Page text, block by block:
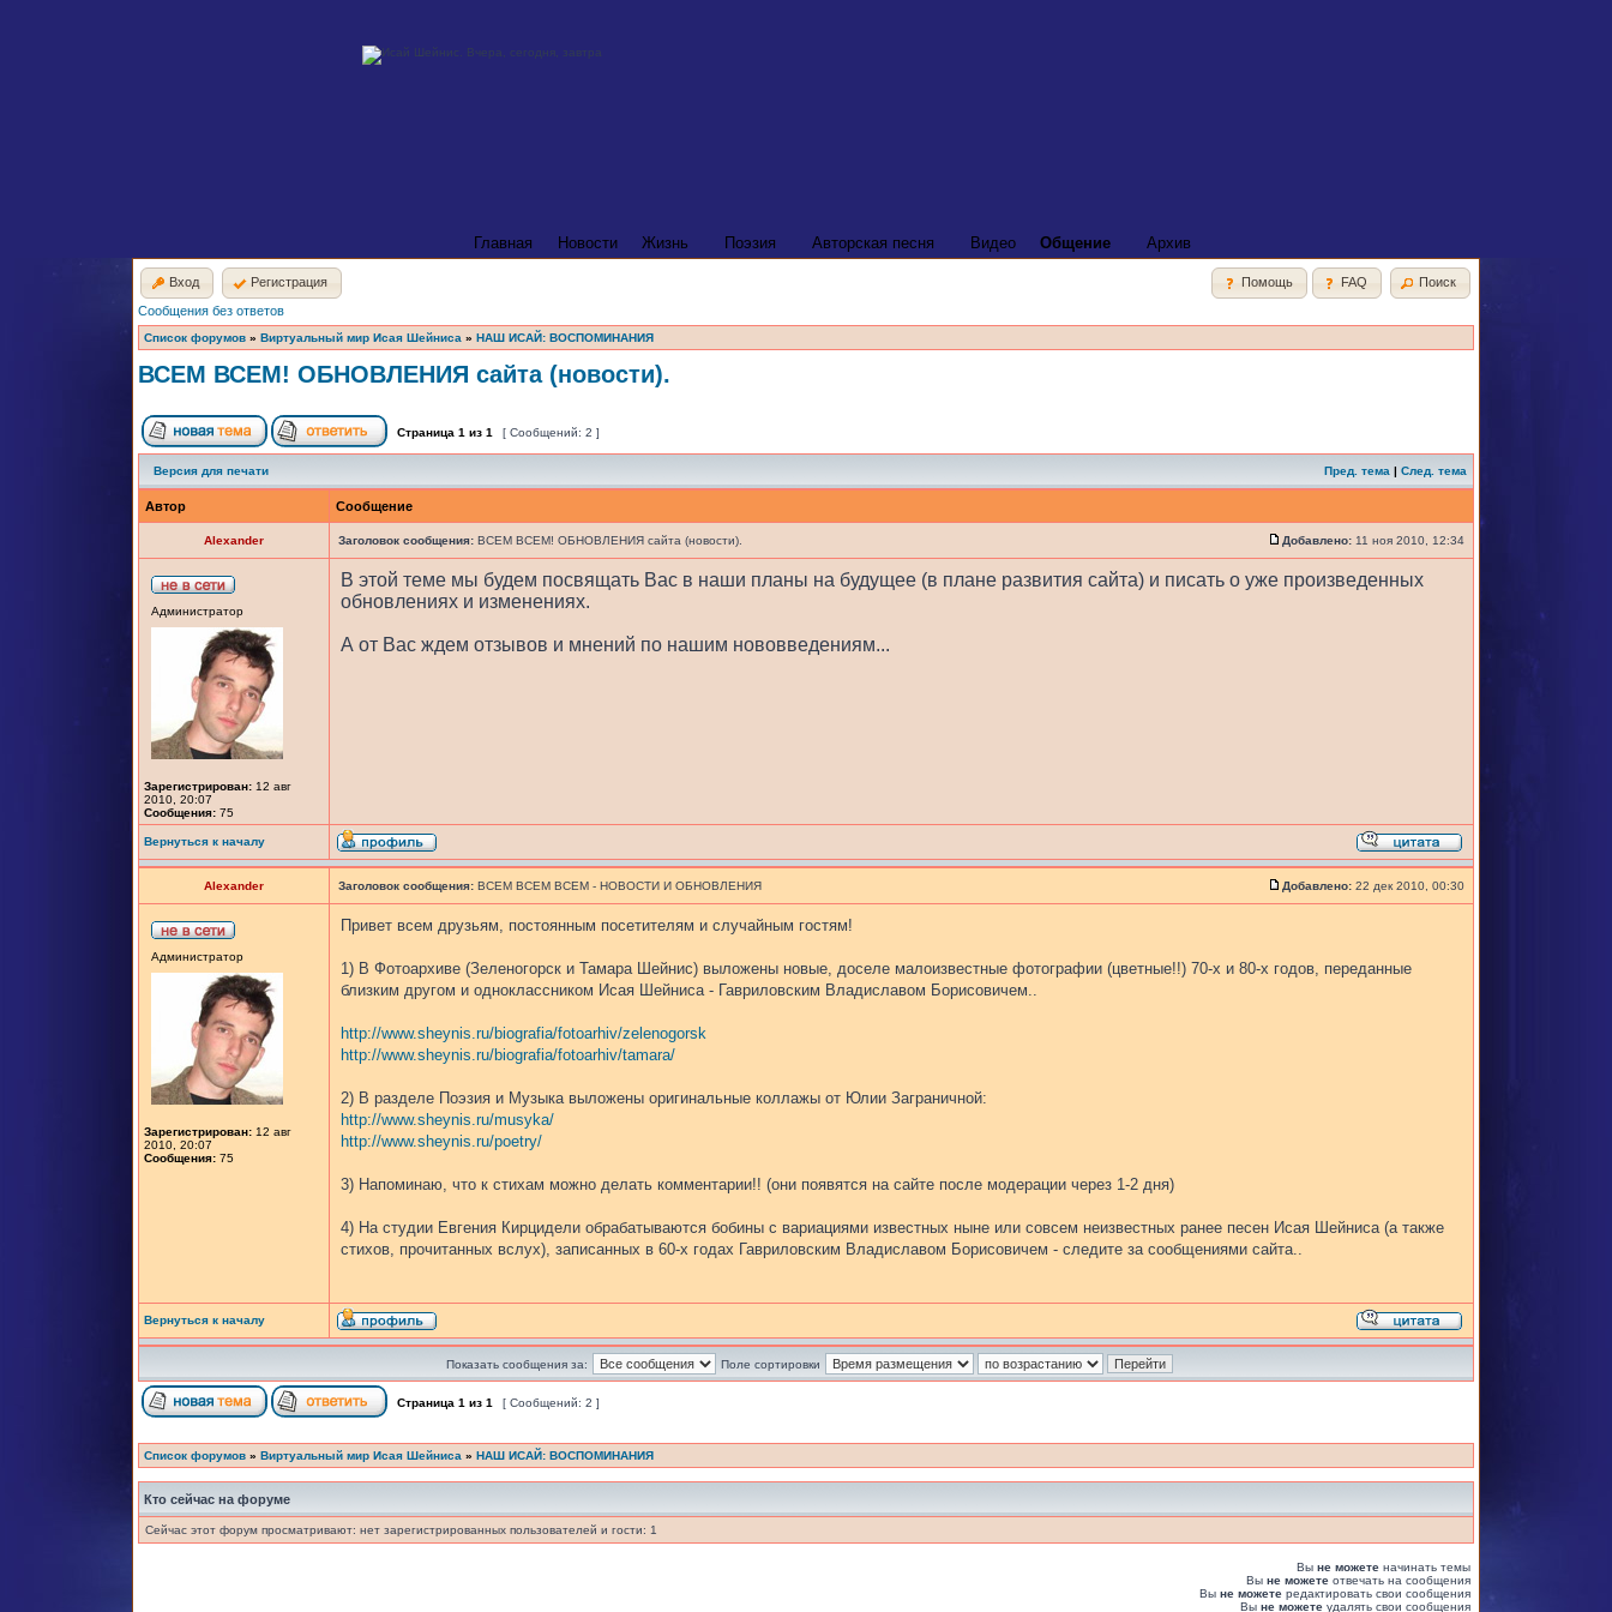
Главная Новости Жизнь Поэзия Авторская песня Видео Общение Архив
Вход Регистрация Помощь FAQ
Поиск
Сообщения без ответов
Список форумов » Виртуальный мир Исая Шейниса » НАШ ИСАЙ: ВОСПОМИНАНИЯ
ВСЕМ ВСЕМ! ОБНОВЛЕНИЯ сайта (новости).
Страница 1 из 1 [ Сообщений: 2 ]
Версия для печати Пред. тема | След. тема
Автор Сообщение
Alexander Заголовок сообщения: ВСЕМ ВСЕМ! ОБНОВЛЕНИЯ сайта (новости). Добавлено: 11 ноя 2010, 12:34
Администратор
Зарегистрирован: 12 авг
2010, 20:07
Сообщения: 75
В этой теме мы будем посвящать Вас в наши планы на будущее (в плане развития сайта) и писать о уже произведенных
обновлениях и изменениях.
А от Вас ждем отзывов и мнений по нашим нововведениям...
Вернуться к началу
Alexander Заголовок сообщения: ВСЕМ ВСЕМ ВСЕМ - НОВОСТИ И ОБНОВЛЕНИЯ Добавлено: 22 дек 2010, 00:30
Администратор
Зарегистрирован: 12 авг
2010, 20:07
Сообщения: 75
Привет всем друзьям, постоянным посетителям и случайным гостям!
1) В Фотоархиве (Зеленогорск и Тамара Шейнис) выложены новые, доселе малоизвестные фотографии (цветные!!) 70-х и 80-х годов, переданные
близким другом и одноклассником Исая Шейниса - Гавриловским Владиславом Борисовичем..
http://www.sheynis.ru/biografia/fotoarhiv/zelenogorsk
http://www.sheynis.ru/biografia/fotoarhiv/tamara/
2) В разделе Поэзия и Музыка выложены оригинальные коллажы от Юлии Заграничной:
http://www.sheynis.ru/musyka/
http://www.sheynis.ru/poetry/
3) Напоминаю, что к стихам можно делать комментарии!! (они появятся на сайте после модерации через 1-2 дня)
4) На студии Евгения Кирцидели обрабатываются бобины с вариациями известных ныне или совсем неизвестных ранее песен Исая Шейниса (а также
стихов, прочитанных вслух), записанных в 60-х годах Гавриловским Владиславом Борисовичем - следите за сообщениями сайта..
Вернуться к началу
Показать сообщения за: Поле сортировки
Страница 1 из 1 [ Сообщений: 2 ]
Список форумов » Виртуальный мир Исая Шейниса » НАШ ИСАЙ: ВОСПОМИНАНИЯ
Кто сейчас на форуме
Сейчас этот форум просматривают: нет зарегистрированных пользователей и гости: 1
Вы не можете начинать темы
Вы не можете отвечать на сообщения
Вы не можете редактировать свои сообщения
Вы не можете удалять свои сообщения